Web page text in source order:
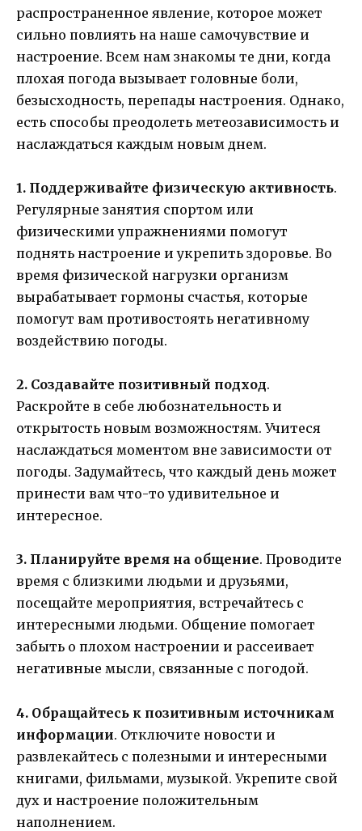
распространенное явление, которое может
сильно повлиять на наше самочувствие и
настроение. Всем нам знакомы те дни, когда
плохая погода вызывает головные боли,
безысходность, перепады настроения. Однако,
есть способы преодолеть метеозависимость и
наслаждаться каждым новым днем.
1. Поддерживайте физическую активность.
Регулярные занятия спортом или
физическими упражнениями помогут
поднять настроение и укрепить здоровье. Во
время физической нагрузки организм
вырабатывает гормоны счастья, которые
помогут вам противостоять негативному
воздействию погоды.
2. Создавайте позитивный подход.
Раскройте в себе любознательность и
открытость новым возможностям. Учитеся
наслаждаться моментом вне зависимости от
погоды. Задумайтесь, что каждый день может
принести вам что-то удивительное и
интересное.
3. Планируйте время на общение. Проводите
время с близкими людьми и друзьями,
посещайте мероприятия, встречайтесь с
интересными людьми. Общение помогает
забыть о плохом настроении и рассеивает
негативные мысли, связанные с погодой.
4. Обращайтесь к позитивным источникам
информации. Отключите новости и
развлекайтесь с полезными и интересными
книгами, фильмами, музыкой. Укрепите свой
дух и настроение положительным
наполнением.